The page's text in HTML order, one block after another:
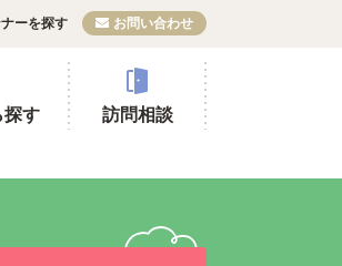
ーを探す お問い合わせ
探す 訪問相談